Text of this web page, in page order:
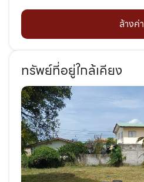
ล้างค่า
ทรัพย์ที่อยู่ใกล้เคียง